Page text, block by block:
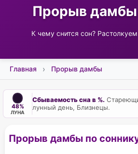
Прорыв дамбы
К чему снится сон?
Главная Прорыв дамбы
48%
ЛУНА
Сбываемость сна в %.
лунный день, Близнецы.
Прорыв дамбы по